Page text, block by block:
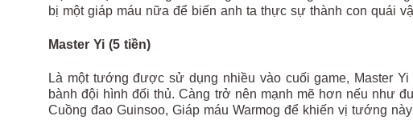
bị một giáp máu nữa để biến anh ta thực sự thành con quái
Master Yi (5 tiền)
Là một tướng được sử dụng nhiều vào cuối game, Master
bành đội hình đối thủ. Càng trở nên mạnh mẽ hơn nếu như
Cuồng đao Guinsoo, Giáp máu Warmog để khiến vị tướng